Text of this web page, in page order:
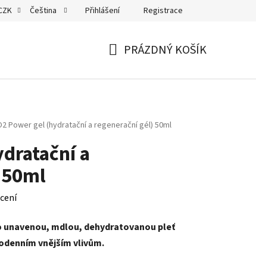
Čeština Přihlášení Registrace
PRÁZDNÝ KOŠÍK
Power gel (hydratační a regenerační gél) 50ml
a
mdlou, dehydratovanou pleť
vnějším vlivům.